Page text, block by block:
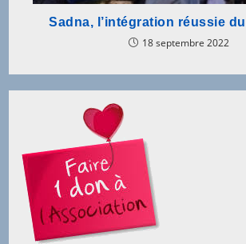
Sadna, l’intégration réussie
18 septembre 2022